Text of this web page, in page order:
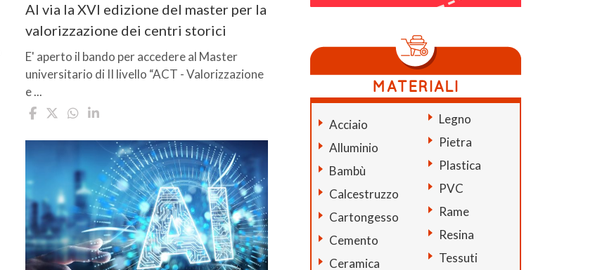
Al via la XVI edizione del master per la
valorizzazione dei centri storici
E' aperto il bando per accedere al Master
universitario di II livello “ACT - Valorizzazione
e ...
Acciaio
Alluminio
Bambù
Calcestruzzo
Cartongesso
Cemento
Ceramica
Legno
Pietra
Plastica
PVC
Rame
Resina
Tessuti